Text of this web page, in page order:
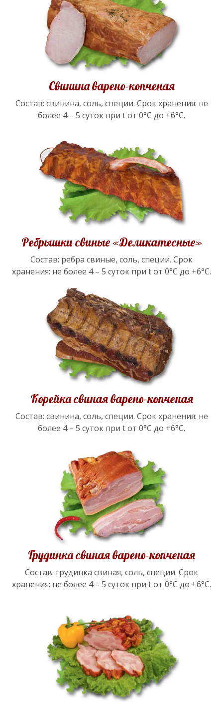
Свинина варено-копченая
Состав: свинина, соль, специи. Срок хранения: не
более 4 – 5 суток при t от 0°С до +6°С.
Ребрышки свиные «Деликатесные»
Состав: ребра свиные, соль, специи. Срок
хранения: не более 4 – 5 суток при t от 0°С до +6°С.
Корейка свиная варено-копченая
Состав: свинина, соль, специи. Срок хранения: не
более 4 – 5 суток при t от 0°С до +6°С.
Грудинка свиная варено-копченая
Состав: грудинка свиная, соль, специи. Срок
хранения: не более 4 – 5 суток при t от 0°С до +6°С.